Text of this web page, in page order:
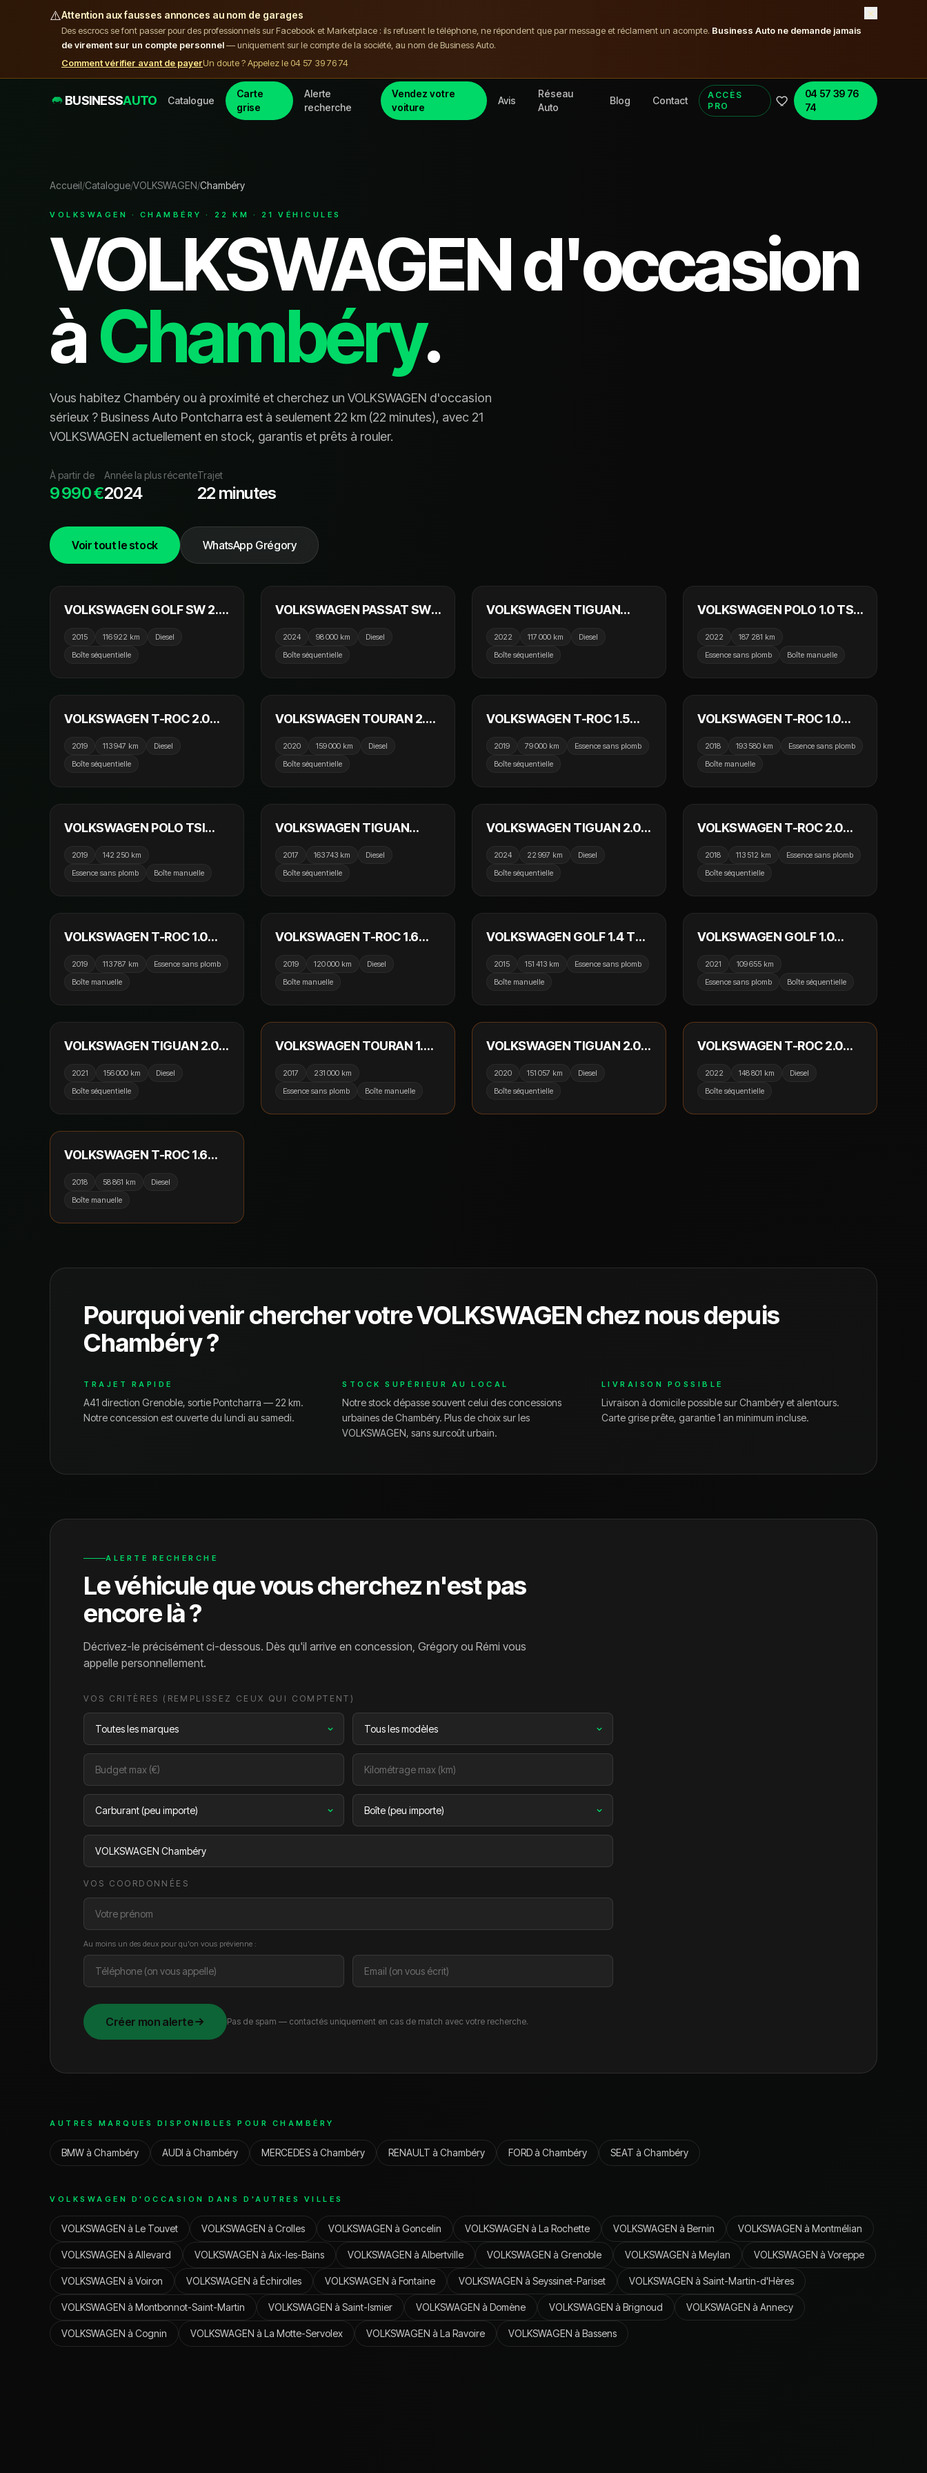
⚠️Attention aux fausses annonces au nom de garages
Des escrocs se font passer pour des professionnels sur Facebook et Marketplace : ils refusent le téléphone, ne répondent que par message et réclament un acompte. Business Auto ne demande jamais
de virement sur un compte personnel— uniquement sur le compte de la société, au nom de Business Auto.
Comment vérifier avant de payerUn doute ? Appelez le 04 57 39 76 74
×
BUSINESSAUTO Catalogue
Carte
grise
Alerte
recherche
Vendez votre
voiture
Avis
Réseau
Auto
Blog Contact
ACCÈS
PRO
04 57 39 76
74
Accueil/Catalogue/VOLKSWAGEN/Chambéry
VOLKSWAGEN · CHAMBÉRY · 22 KM · 21 VÉHICULES
VOLKSWAGENd'occasion
àChambéry.
Vous habitez Chambéry ou à proximité et cherchez un VOLKSWAGEN d'occasion
sérieux ? Business Auto Pontcharra est à seulement 22 km (22 minutes), avec 21
VOLKSWAGEN actuellement en stock, garantis et prêts à rouler.
À partir de
9 990 €
Année la plus récente
2024
Trajet
22 minutes
Voir tout le stock WhatsApp Grégory
16 990 €
VOLKSWAGEN GOLF SW 2.0
Alltrack / Toit Ouvrant / GPS
2015 116 922 km
Diesel
Boîte séquentielle
VOLKSWAGEN PASSAT SW
Toit Ouvrant / Harman
2024 98 000 km
Diesel
Boîte séquentielle
VOLKSWAGEN TIGUAN
DSG7 R-Line / Toit Ouvrant /
2022 117 000 km
Diesel
Boîte séquentielle
VOLKSWAGEN POLO 1.0 TSI
/ CarPlay / 5 Portes / Crit'Air
2022
187 281 km
Essence sans plomb
Boîte manuelle
21 990 €
VOLKSWAGEN T-ROC 2.0
Carat / Virtual Cockpit /
2019 113 947 km
Diesel
Boîte séquentielle
18 990 €
VOLKSWAGEN TOURAN 2.0
GPS / CarPlay / 7 Places /
2020 159 000 km
Diesel
Boîte séquentielle
18 990 €
VOLKSWAGEN T-ROC 1.5
CarPlay / Virtual Cockpit /
2019 79 000 km
Essence sans plomb
Boîte séquentielle
11 790 €
VOLKSWAGEN T-ROC 1.0
GPS / Crit'Air 1
2018 193 580 km
Essence sans plomb
Boîte manuelle
10 990 €
VOLKSWAGEN POLO TSI
Bluetooth / Crit'Air 1
2019
142 250 km
Essence sans plomb
Boîte manuelle
21 990 €
VOLKSWAGEN TIGUAN
DSG7 4Motion Carat / Toit
2017 163 743 km
Diesel
Boîte séquentielle
39 990 €
VOLKSWAGEN TIGUAN 2.0
Toit Ouvrant / Camera 360 /
2024 22 997 km
Diesel
Boîte séquentielle
18 990 €
VOLKSWAGEN T-ROC 2.0
4Motion Carat / GPS /
2018 113 512 km
Essence sans plomb
Boîte séquentielle
14 790 €
VOLKSWAGEN T-ROC 1.0
Lounge / GPS / Caméra de
2019 113 787 km
Essence sans plomb
Boîte manuelle
15 990 €
VOLKSWAGEN T-ROC 1.6
Lounge / GPS / Caméra de
2019 120 000 km
Diesel
Boîte manuelle
9 990 €
VOLKSWAGEN GOLF 1.4 TSI
/ GPS / Keyless GO / Crit'Air 1
2015 151 413 km
Essence sans plomb
Boîte manuelle
16 990 €
VOLKSWAGEN GOLF 1.0
/ GPS / Caméra de recul /
2021
109 655 km
Essence sans plomb
Boîte séquentielle
18 990 €
VOLKSWAGEN TIGUAN 2.0L
GPS / Caméra de recul /
2021 156 000 km
Diesel
Boîte séquentielle
9 990 €
VOLKSWAGEN TOURAN 1.4
2017
231 000 km
Essence sans plomb
Boîte manuelle
17 990 €
VOLKSWAGEN TIGUAN 2.0
/ Toit Ouvrant / Caméra de
2020 151 057 km
Diesel
Boîte séquentielle
18 990 €
VOLKSWAGEN T-ROC 2.0
Style / CarPlay / Virtual
2022 148 801 km
Diesel
Boîte séquentielle
19 990 €
VOLKSWAGEN T-ROC 1.6
GPS / Camera
2018 58 861 km
Diesel
Boîte manuelle
Pourquoi venir chercher votreVOLKSWAGENchez nous depuis
Chambéry?
TRAJET RAPIDE
A41 direction Grenoble, sortie Pontcharra — 22 km.
Notre concession est ouverte du lundi au samedi.
STOCK SUPÉRIEUR AU LOCAL
Notre stock dépasse souvent celui des concessions
urbaines deChambéry. Plus de choix sur les
VOLKSWAGEN, sans surcoût urbain.
LIVRAISON POSSIBLE
Livraison à domicile possible surChambéryet alentours.
Carte grise prête, garantie 1 an minimum incluse.
ALERTE RECHERCHE
Le véhicule que vous cherchez n'est pas
encore là ?
Décrivez-le précisément ci-dessous. Dès qu'il arrive en concession, Grégory ou Rémi vous
appelle personnellement.
VOS CRITÈRES (REMPLISSEZ CEUX QUI COMPTENT)
VOS COORDONNÉES
Au moins un des deux pour qu'on vous prévienne :
Créer mon alerte Pas de spam — contactés uniquement en cas de match avec votre recherche.
AUTRES MARQUES DISPONIBLES POUR CHAMBÉRY
BMWà Chambéry AUDI à Chambéry MERCEDESà Chambéry RENAULT à Chambéry FORDà Chambéry SEAT à Chambéry
VOLKSWAGEN D'OCCASION DANS D'AUTRES VILLES
VOLKSWAGEN à Le Touvet VOLKSWAGEN à Crolles VOLKSWAGEN à Goncelin VOLKSWAGEN à La Rochette VOLKSWAGEN à Bernin VOLKSWAGEN à Montmélian
VOLKSWAGEN à Allevard VOLKSWAGEN à Aix-les-Bains VOLKSWAGEN à Albertville VOLKSWAGEN à Grenoble VOLKSWAGEN à Meylan VOLKSWAGEN à Voreppe
VOLKSWAGEN à Voiron VOLKSWAGEN à Échirolles VOLKSWAGEN à Fontaine VOLKSWAGEN à Seyssinet-Pariset VOLKSWAGEN à Saint-Martin-d'Hères
VOLKSWAGEN à Montbonnot-Saint-Martin VOLKSWAGEN à Saint-Ismier VOLKSWAGEN à Domène VOLKSWAGEN à Brignoud VOLKSWAGEN à Annecy
VOLKSWAGEN à Cognin VOLKSWAGEN à La Motte-Servolex VOLKSWAGEN à La Ravoire VOLKSWAGEN à Bassens